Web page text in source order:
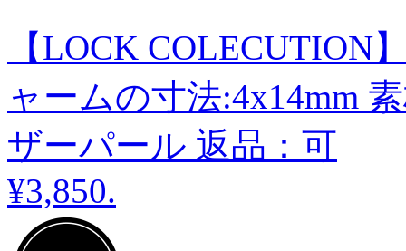
【LOCK
ャームの寸法:4x14mm
ザーパール 返品：可
¥3,850.